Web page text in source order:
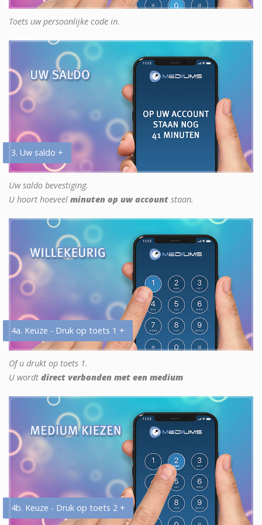
Toets uw persoonlijke code in.
3. Uw saldo +
Uw saldo bevestiging.
U hoort hoeveel minuten op uw account staan.
4a. Keuze - Druk op toets 1 +
Of u drukt op toets 1.
U wordt direct verbonden met een medium
4b. Keuze - Druk op toets 2 +